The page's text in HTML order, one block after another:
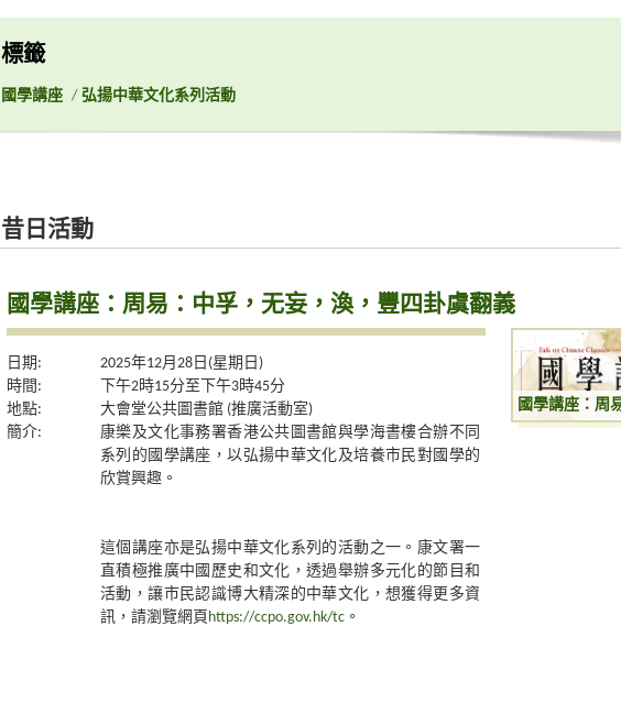
標籤
國學講座 / 弘揚中華文化系列活動
昔日活動
國學講座：周易：中孚，无妄，渙，豐四卦虞翻義
日期:
2025年12月28日(星期日)
時間:
下午2時15分至下午3時45分
地點:
大會堂公共圖書館 (推廣活動室)
簡介:
康樂及文化事務署香港公共圖書館與學海書樓合辦不同
系列的國學講座，以弘揚中華文化及培養市民對國學的
欣賞興趣。
這個講座亦是弘揚中華文化系列的活動之一。康文署一
直積極推廣中國歷史和文化，透過舉辦多元化的節目和
活動，讓市民認識博大精深的中華文化，想獲得更多資
訊，請瀏覽網頁 https://ccpo.gov.hk/tc 。